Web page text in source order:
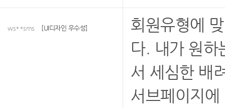
ws**sms [UI디자인 우수성]
회원유형에
다. 내가 원하
서 세심한 배
서브페이지